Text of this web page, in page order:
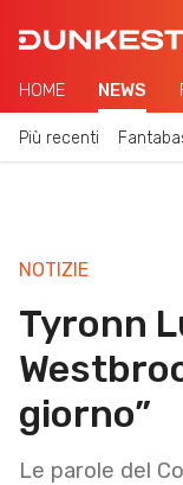
HOME NEWS
Più recenti
NOTIZIE
Tyronn
giorno”
Le parole del